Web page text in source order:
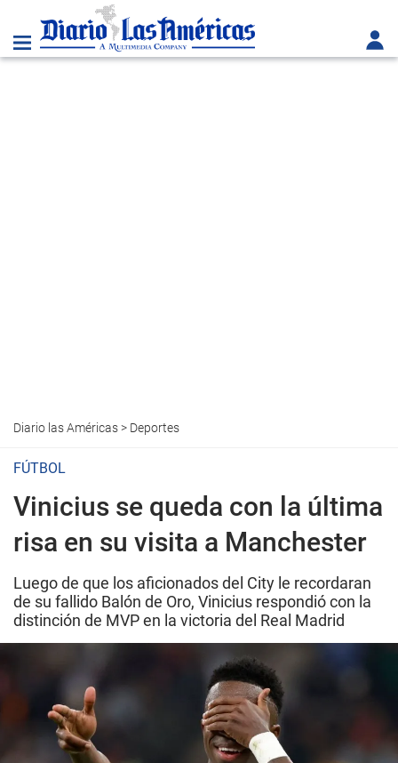
Diario las Américas> Deportes
FÚTBOL
Vinicius se queda con la última
risa en su visita a Manchester
Luego de que los aficionados del City le recordaran
de su fallido Balón de Oro, Vinicius respondió con la
distinción de MVP en la victoria del Real Madrid